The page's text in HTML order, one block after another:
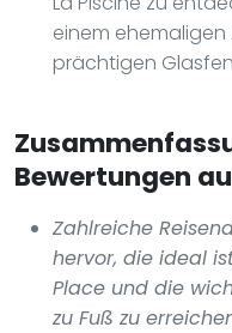
einem
prächtigen
Bewertungen
Zahlreiche
hervor, die ideal
Place und die
zu Fuß zu